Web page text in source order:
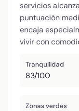
servicios
puntuación
encaja
vivir con
Tranquilidad
83/100
Zonas verdes